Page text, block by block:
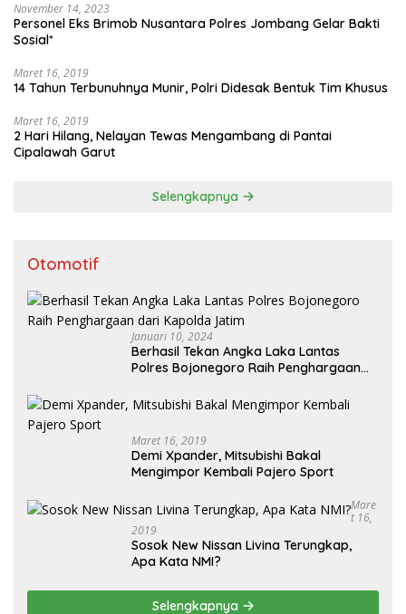
November 14, 2023
Personel Eks Brimob Nusantara Polres Jombang Gelar Bakti
Sosial*
Maret 16, 2019
14 Tahun Terbunuhnya Munir, Polri Didesak Bentuk Tim Khusus
Maret 16, 2019
2 Hari Hilang, Nelayan Tewas Mengambang di Pantai
Cipalawah Garut
Selengkapnya
Otomotif
Januari 10, 2024
Berhasil Tekan Angka Laka Lantas
Polres Bojonegoro Raih Penghargaan
Maret 16, 2019
Demi Xpander, Mitsubishi Bakal
Mengimpor Kembali Pajero Sport
Mare
T 16,
2019
Sosok New Nissan Livina Terungkap,
Apa Kata NMI?
Selengkapnya